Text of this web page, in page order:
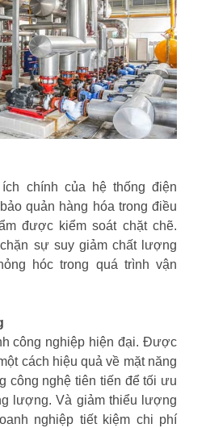
chính của hệ thống điện
quản hàng hóa trong điều
được kiểm soát chặt chẽ.
sự suy giảm chất lượng
hóc trong quá trình vận
công nghiệp hiện đại. Được
cách hiệu quả về mặt năng
công nghệ tiên tiến để tối ưu
lượng. Và giảm thiểu lượng
nghiệp tiết kiệm chi phí